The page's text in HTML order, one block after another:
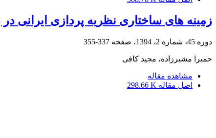
زمینه های ساختاری نظریه پردازی ایرانی در
دوره 45، شماره 2، 1394، صفحه 337-355
حمیرا مشیرزاده، مجید کافی
مشاهده مقاله
اصل مقاله 298.66 K